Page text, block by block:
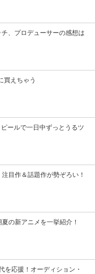
チ、プロデューサーの感想は
買えちゃう
ールで一日中ずっとうるツ
目作＆話題作が勢ぞろい！
夏の新アニメを一挙紹介！
を応援！オーディション・